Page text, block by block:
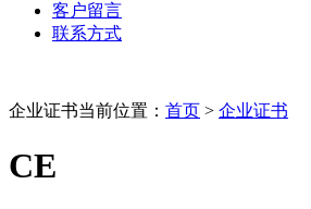
客户留言
联系方式
企业证书当前位置： 首页 > 企业证书
CE